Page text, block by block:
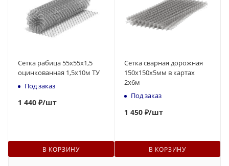
Сетка рабица 55х55х1,5
оцинкованная 1,5х10м ТУ
Под заказ
1 440 ₽/шт
В КОРЗИНУ
Сетка сварная дорожная
150х150х5мм в картах
2х6м
Под заказ
1 450 ₽/шт
В КОРЗИНУ